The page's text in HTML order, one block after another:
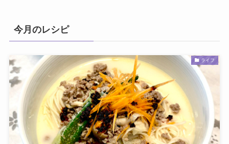
今月のレシピ
ライフ